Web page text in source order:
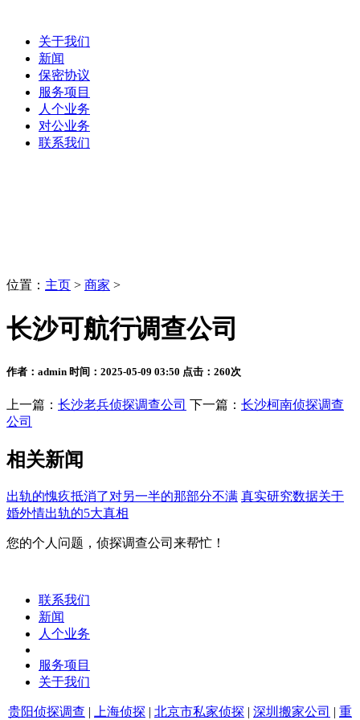
关于我们
新闻
保密协议
服务项目
人个业务
对公业务
联系我们
位置： 主页 > 商家 >
长沙可航行调查公司
作者：admin 时间：2025-05-09 03:50 点击：260次
上一篇： 长沙老兵侦探调查公司 下一篇： 长沙柯南侦探调查
公司
相关新闻
出轨的愧疚抵消了对另一半的那部分不满 真实研究数据关于
婚外情出轨的5大真相
您的个人问题，侦探调查公司来帮忙！
联系我们
新闻
人个业务
服务项目
关于我们
贵阳侦探调查 | 上海侦探 | 北京市私家侦探 | 深圳搬家公司 | 重